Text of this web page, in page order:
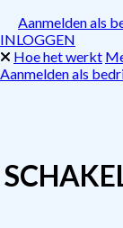
Aanmelden als
INLOGGEN
Hoe het werkt
Aanmelden als